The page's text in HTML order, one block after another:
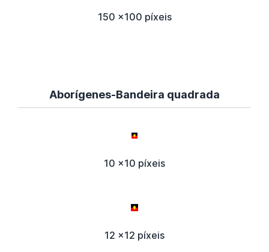
150 x100 píxeis
Aborígenes-Bandeira quadrada
10 x10 píxeis
12 x12 píxeis